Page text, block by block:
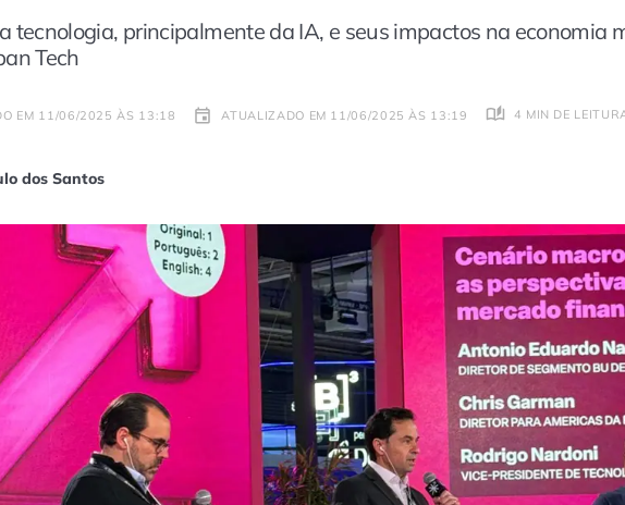
tecnologia, principalmente da IA, e seus impactos na economia
Tech
EM 11/06/2025 ÀS 13:18 ATUALIZADO EM 11/06/2025 ÀS 13:19 4 MIN DE
dos Santos